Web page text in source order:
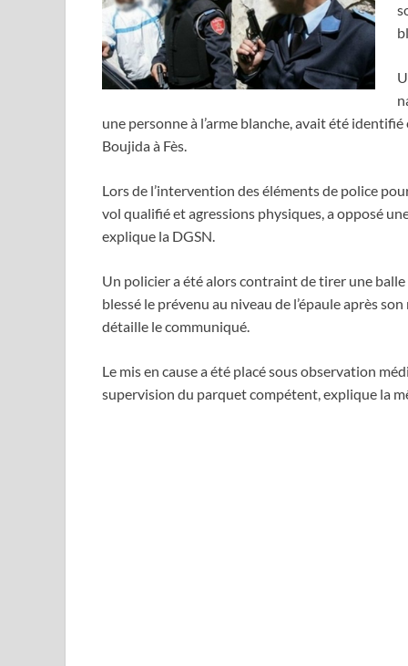
une personne à l’arme blanche, avait été
Boujida à Fès.
Lors de l’intervention des éléments de police
vol qualifié et agressions physiques, a opposé
explique la DGSN.
Un policier a été alors contraint de tirer une balle
blessé le prévenu au niveau de l’épaule après
détaille le communiqué.
Le mis en cause a été placé sous observation
supervision du parquet compétent, explique la